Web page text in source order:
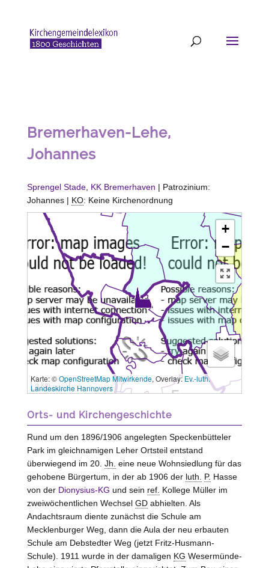
Bremerhaven-Lehe,
Johannes
Sprengel Stade, KK Bremerhaven | Patrozinium:
Johannes | KO: Keine Kirchenordnung
+
−
3 km
Karte: ©OpenStreetMap Mitwirkende, Overlay: Ev.-luth.
Landeskirche Hannovers
Orts- und Kirchengeschichte
Rund um den 1896/1906 angelegten Speckenbütteler
Park im gleichnamigen Leher Ortsteil entstand
überwiegend im 20. Jh. eine neue Wohnsiedlung für das
gehobene Bürgertum, in der ab 1906 der luth. P. Hasse
von der Dionysius-KG und sein ref. Kollege Müller im
zweiwöchentlichen Wechsel GDabhielten. Als
Andachtsraum diente zunächst die Schule am
Mecklenburger Weg, dann die Aula der neu erbauten
Schule am Debstedter Weg (jetzt Fritz-Husmann-
Schule). 1911 wurde in der damaligen KG Wesermünde-